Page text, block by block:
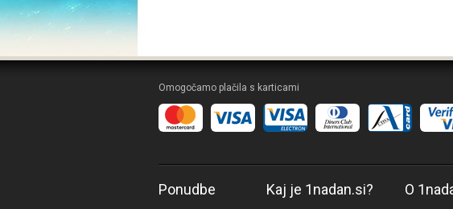
Omogočamo plačila s karticami
Ponudbe Kaj je 1nadan.si? O